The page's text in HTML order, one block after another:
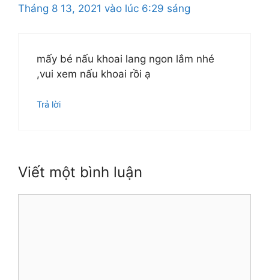
Tháng 8 13, 2021 vào lúc 6:29 sáng
mấy bé nấu khoai lang ngon lắm nhé
,vui xem nấu khoai rồi ạ
Trả lời
Viết một bình luận